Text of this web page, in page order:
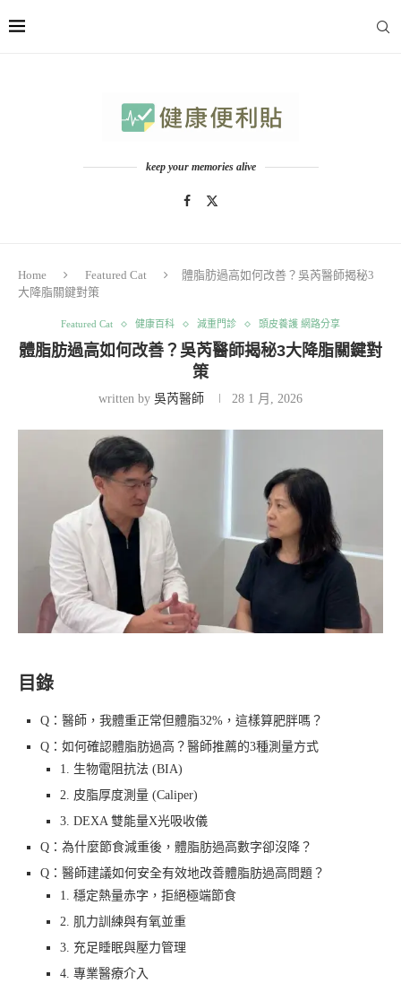
keep your memories alive
Home Featured Cat
體脂肪過高如何改善？吳芮醫師揭秘3
大降脂關鍵對策
Featured Cat 健康百科 減重門診 頭皮養護 網路分享
體脂肪過高如何改善？吳芮醫師揭秘3大降脂關鍵對
策
written by 吳芮醫師 28 1 月, 2026
目錄
Q：醫師，我體重正常但體脂32%，這樣算肥胖嗎？
Q：如何確認體脂肪過高？醫師推薦的3種測量方式
1. 生物電阻抗法 (BIA)
2. 皮脂厚度測量 (Caliper)
3. DEXA 雙能量X光吸收儀
Q：為什麼節食減重後，體脂肪過高數字卻沒降？
Q：醫師建議如何安全有效地改善體脂肪過高問題？
1. 穩定熱量赤字，拒絕極端節食
2. 肌力訓練與有氧並重
3. 充足睡眠與壓力管理
4. 專業醫療介入